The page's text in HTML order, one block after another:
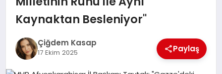
EKONOMI
DÜNYA
Kaynaktan Besleniyor"
Çiğdem Kasap
17 Ekim 2025 Paylaş